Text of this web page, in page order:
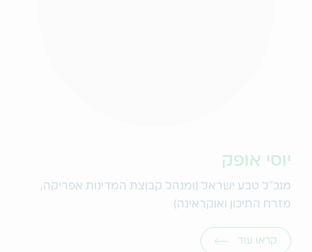
יוסי אופק
מנכ"ל טבע ישראל (ומנהל קבוצת המדינות אפריקה,
מזרח התיכון ואוקראינה)
קראו עוד